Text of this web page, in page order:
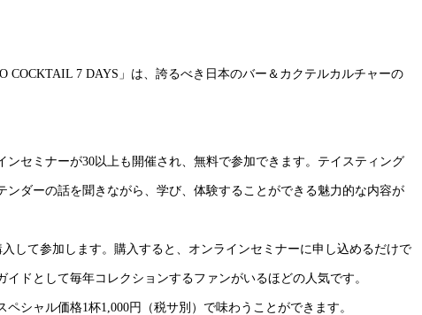
7 DAYS」は、誇るべき日本のバー＆カクテルカルチャーの
セミナーが30以上も開催され、無料で参加できます。テイスティング
ダーの話を聞きながら、学び、体験することができる魅力的な内容が
して参加します。購入すると、オンラインセミナーに申し込めるだけで
ドとして毎年コレクションするファンがいるほどの人気です。
シャル価格1杯1,000円（税サ別）で味わうことができます。